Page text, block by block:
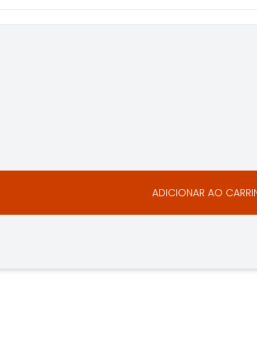
ADICIONAR AO